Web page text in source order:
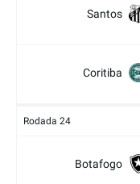
Santos
Coritiba
Rodada 24
Botafogo